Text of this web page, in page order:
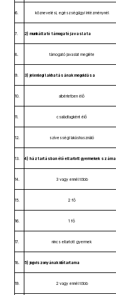
6. köznevelési, egészségügyi intézménynél
7. 2) munkáltató támogató javaslata
8. támogató javaslat megléte
9. 3) jelenlegi lakhatásának megoldása
10. albérletben élő
11. családtagként élő
12. szívességi lakáshasználó
13. 4) háztartásban élő eltartott gyermekek száma
14. 3 vagy ennél több
15. 2 fő
16. 1 fő
17. nincs eltartott gyermek
18. 5) jogviszonyának időtartama
19. 2 vagy ennél több